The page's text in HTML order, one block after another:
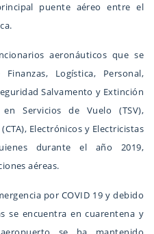
puente aéreo entre el
aeronáuticos que se
Logística, Personal,
Salvamento y Extinción
en Servicios de Vuelo (TSV),
Electrónicos y Electricistas
durante el año 2019,
aéreas.
por COVID 19 y debido
se encuentra en cuarentena y